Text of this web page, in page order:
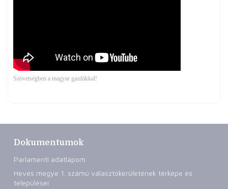
Szövetségben a magyar gazdákkal!
Dokumentumok
Parlamenti adatlapom
Heves megye 1. számú választókerületének térképe és
települései